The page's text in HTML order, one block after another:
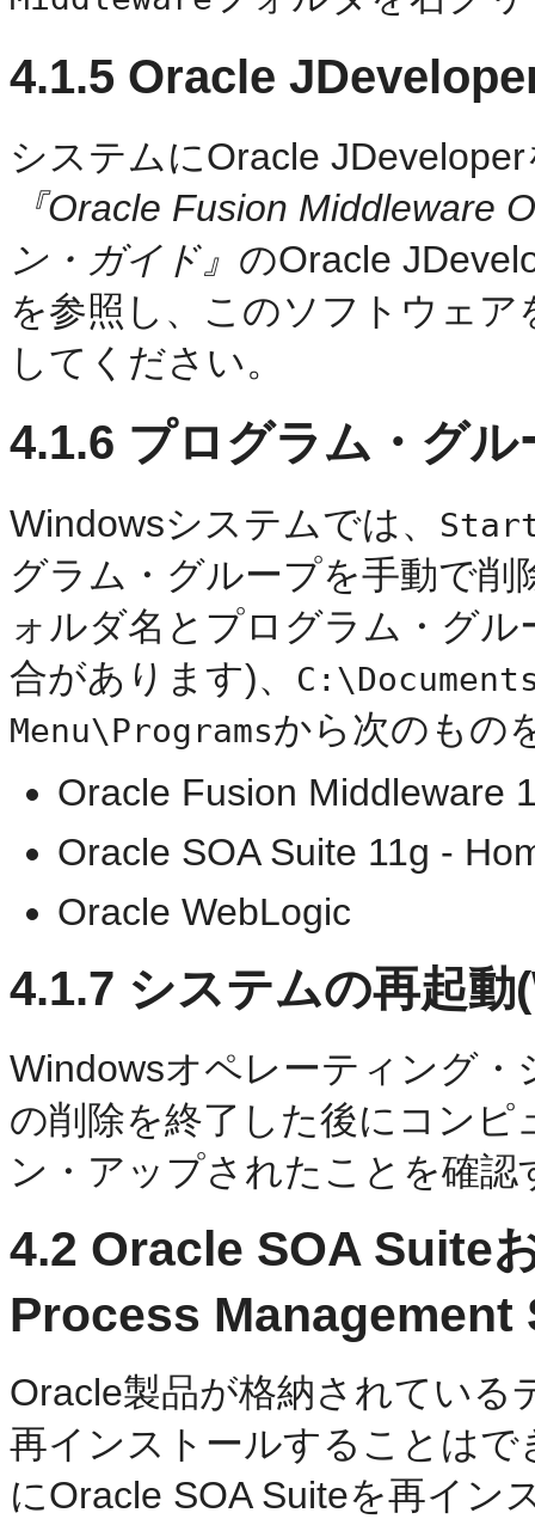
4.1.5 Oracle
システムにOracle
『Oracle Fusion Middleware
ン・ガイド』 のOracle
を参照し、このソフトウェ
してください。
4.1.6 プログラム・グ
Windowsシステムでは、
グラム・グループを手動で
ォルダ名とプログラム・グ
合があります)、
Menu\Programsから次のもの
Oracle Fusion Middleware
Oracle SOA Suite 11g -
Oracle WebLogic
4.1.7 システムの再起
Windowsオペレーティング
の削除を終了した後にコン
ン・アップされたことを確
4.2 Oracle SOA Suite
Process Management
Oracle製品が格納されている
再インストールすることは
にOracle SOA Suiteを再イン